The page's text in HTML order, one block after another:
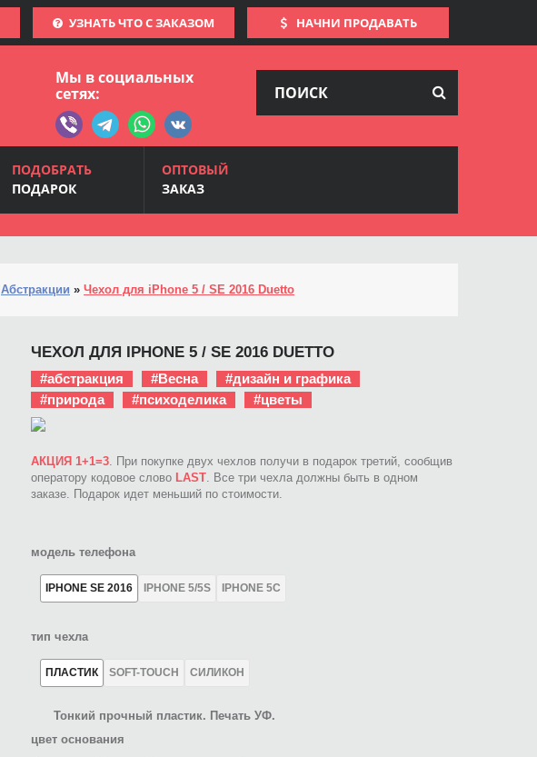
УЗНАТЬ ЧТО С ЗАКАЗОМ НАЧНИ ПРОДАВАТЬ
Мы в социальных
сетях:
ПОДОБРАТЬ
ПОДАРОК
ОПТОВЫЙ
ЗАКАЗ
Абстракции » Чехол для iPhone 5 / SE 2016 Duetto
ЧЕХОЛ ДЛЯ IPHONE 5 / SE 2016 DUETTO
#абстракция #Весна
#дизайн и графика
#природа
#психоделика #цветы
АКЦИЯ 1+1=3. При покупке двух чехлов получи в подарок третий, сообщив
оператору кодовое слово LAST. Все три чехла должны быть в одном
заказе. Подарок идет меньший по стоимости.
модель телефона
IPHONE SE 2016 IPHONE 5/5S IPHONE 5C
тип чехла
ПЛАСТИК SOFT-TOUCH СИЛИКОН
Тонкий прочный пластик. Печать УФ.
цвет основания